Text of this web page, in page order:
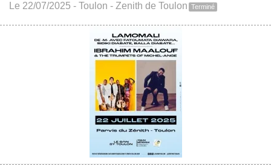
Le 22/07/2025 - Toulon - Zenith de Toulon Terminé